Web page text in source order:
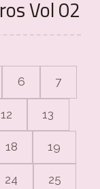
Vol 02
6 7
12 13
18 19
24 25